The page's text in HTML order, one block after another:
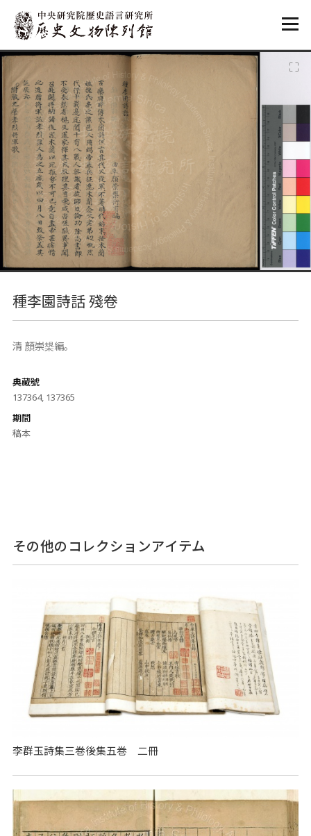
:::
種李園詩話 殘卷
清 顏崇槼編。
典藏號
137364, 137365
期間
稿本
その他のコレクションアイテム
李群玉詩集三巻後集五巻 二冊